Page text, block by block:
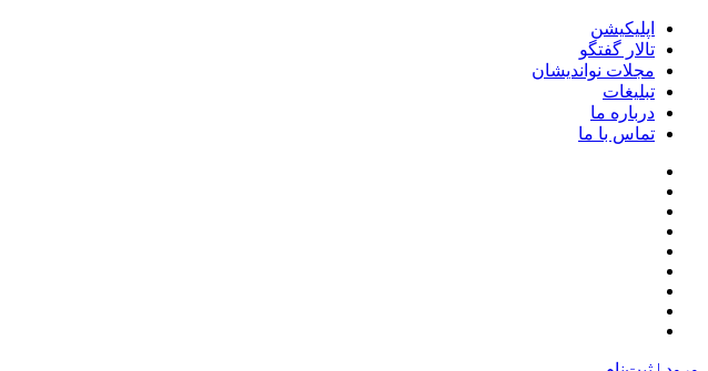
اپلیکیشن
تالار گفتگو
مجلات نواندیشان
تبلیغات
درباره ما
تماس با ما